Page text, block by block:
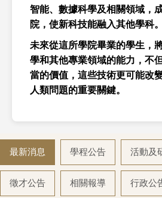
智能、數據科學及相關領域，
院，使新科技能融入其他學科。
未來從這所學院畢業的學生，
學和其他專業領域的能力，不
當的價值，這些技術更可能改
人類問題的重要關鍵。
最新消息 學程公告 活動及
徵才公告 相關報導 行政公